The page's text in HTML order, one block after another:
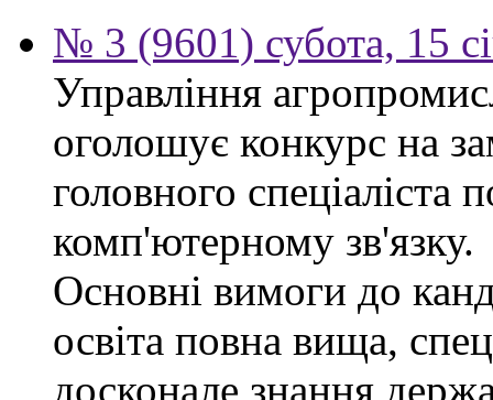
№ 3 (9601) субота, 15
Управління
оголошує конкурс на
головного спеціаліста
комп'ютерному зв'язку.
Основні вимоги до
освіта повна вища,
досконале знання